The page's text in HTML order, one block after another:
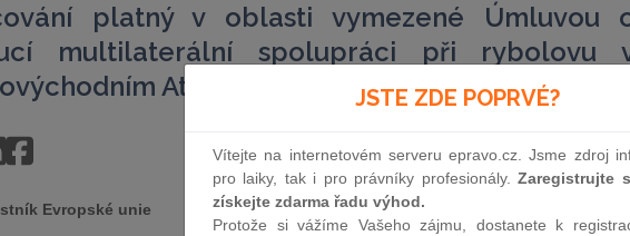
platný v oblasti vymezené Úmluvou
multilaterální spolupráci při rybolovu
Atlantiku
Evropské unie
JSTE ZDE POPRVÉ?
Vítejte na internetovém serveru epravo.cz. Jsme zdroj
pro laiky, tak i pro právníky profesionály.Zaregistrujte
získejte zdarma řadu výhod.
Protože si vážíme Vašeho zájmu, dostanete k